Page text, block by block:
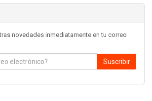
novedades inmediatamente en tu correo
Suscribir